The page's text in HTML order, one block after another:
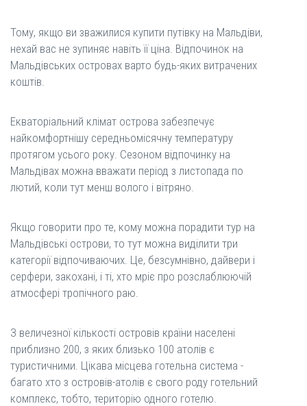
Тому, якщо ви зважилися купити путівку на Мальдіви,
нехай вас не зупиняє навіть її ціна. Відпочинок на
Мальдівських островах варто будь-яких витрачених
коштів.
Екваторіальний клімат острова забезпечує
найкомфортнішу середньомісячну температуру
протягом усього року. Сезоном відпочинку на
Мальдівах можна вважати період з листопада по
лютий, коли тут менш волого і вітряно.
Якщо говорити про те, кому можна порадити тур на
Мальдівські острови, то тут можна виділити три
категорії відпочиваючих. Це, безсумнівно, дайвери і
серфери, закохані, і ті, хто мріє про розслаблюючій
атмосфері тропічного раю.
З величезної кількості островів країни населені
приблизно 200, з яких близько 100 атолів є
туристичними. Цікава місцева готельна система -
багато хто з островів-атолів є свого роду готельний
комплекс, тобто, територію одного готелю.